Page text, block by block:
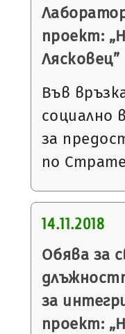
проект:
Лясковец”
Във
социално
за
по
14.11.2018
Обява за
за
проект: